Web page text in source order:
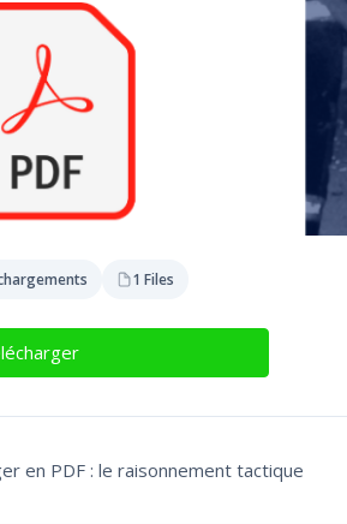
1 Files
en PDF : le raisonnement tactique